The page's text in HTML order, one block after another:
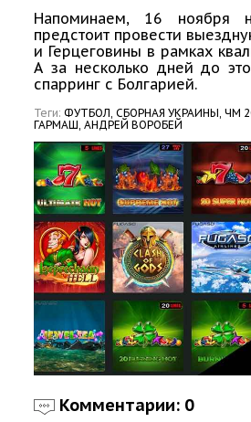
Напоминаем, 16 ноября
предстоит провести
и Герцеговины в рамках
А за несколько дней до
спарринг с Болгарией.
Теги: ФУТБОЛ, СБОРНАЯ УКРАИНЫ, ЧМ
ГАРМАШ, АНДРЕЙ ВОРОБЕЙ
Комментарии: 0